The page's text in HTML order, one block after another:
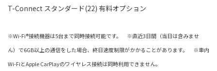
T-Connect スタンダード(22) 有料オプション
※Wi-Fi®接続機器は5台まで同時接続可能です。 ※直近3日間（当日は含みませ
ん）で6GB以上の通信をした場合、終日速度制限がかかることがあります。 ※車内
Wi-FiとApple CarPlayのワイヤレス接続は同時利用できません。